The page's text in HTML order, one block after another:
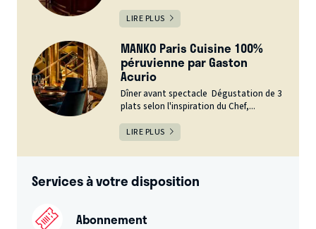
LIRE PLUS
MANKO Paris Cuisine 100%
péruvienne par Gaston
Acurio
Dîner avant spectacle Dégustation de 3
plats selon l'inspiration du Chef,...
LIRE PLUS
Services à votre disposition
Abonnement